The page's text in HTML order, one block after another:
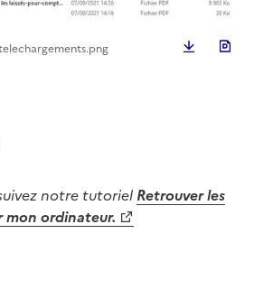
notre tutoriel Retrouver les
mon ordinateur.